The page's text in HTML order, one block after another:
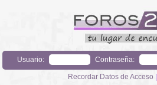
Usuario: Contraseña:
Recordar Datos de Acceso |